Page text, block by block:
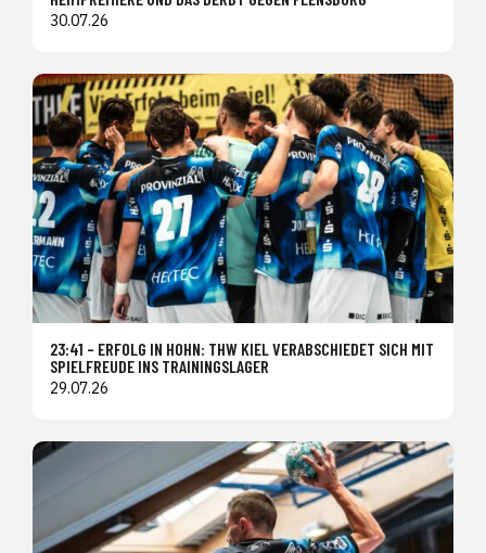
30.07.26
23:41 – ERFOLG IN HOHN: THW KIEL VERABSCHIEDET SICH MIT
SPIELFREUDE INS TRAININGSLAGER
29.07.26